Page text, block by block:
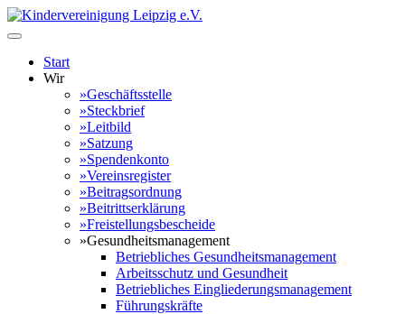
Start
Wir
»Geschäftsstelle
»Steckbrief
»Leitbild
»Satzung
»Spendenkonto
»Vereinsregister
»Beitragsordnung
»Beitrittserklärung
»Freistellungsbescheide
»Gesundheitsmanagement
Betriebliches Gesundheitsmanagement
Arbeitsschutz und Gesundheit
Betriebliches Eingliederungsmanagement
Führungskräfte